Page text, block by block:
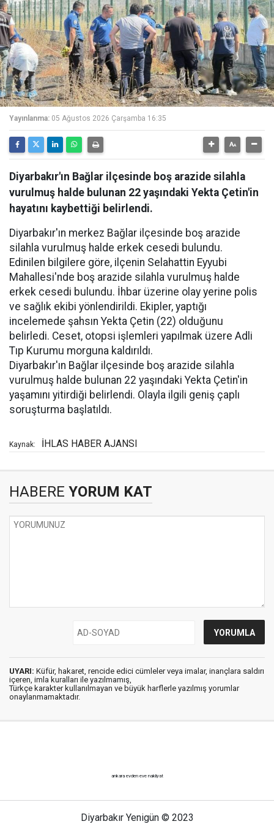
Yayınlanma: 05 Ağustos 2026 Çarşamba 16:35
Diyarbakır'ın Bağlar ilçesinde boş arazide silahla
vurulmuş halde bulunan 22 yaşındaki Yekta Çetin'in
hayatını kaybettiği belirlendi.
Diyarbakır'ın merkez Bağlar ilçesinde boş arazide
silahla vurulmuş halde erkek cesedi bulundu.
Edinilen bilgilere göre, ilçenin Selahattin Eyyubi
Mahallesi'nde boş arazide silahla vurulmuş halde
erkek cesedi bulundu. İhbar üzerine olay yerine polis
ve sağlık ekibi yönlendirildi. Ekipler, yaptığı
incelemede şahsın Yekta Çetin (22) olduğunu
belirledi. Ceset, otopsi işlemleri yapılmak üzere Adli
Tıp Kurumu morguna kaldırıldı.
Diyarbakır'ın Bağlar ilçesinde boş arazide silahla
vurulmuş halde bulunan 22 yaşındaki Yekta Çetin'in
yaşamını yitirdiği belirlendi. Olayla ilgili geniş çaplı
soruşturma başlatıldı.
Kaynak: İHLAS HABER AJANSI
HABERE YORUM KAT
UYARI: Küfür, hakaret, rencide edici cümleler veya imalar, inançlara saldırı
içeren, imla kuralları ile yazılmamış,
Türkçe karakter kullanılmayan ve büyük harflerle yazılmış yorumlar
onaylanmamaktadır.
ankara evden eve nakliyat
Diyarbakır Yenigün © 2023